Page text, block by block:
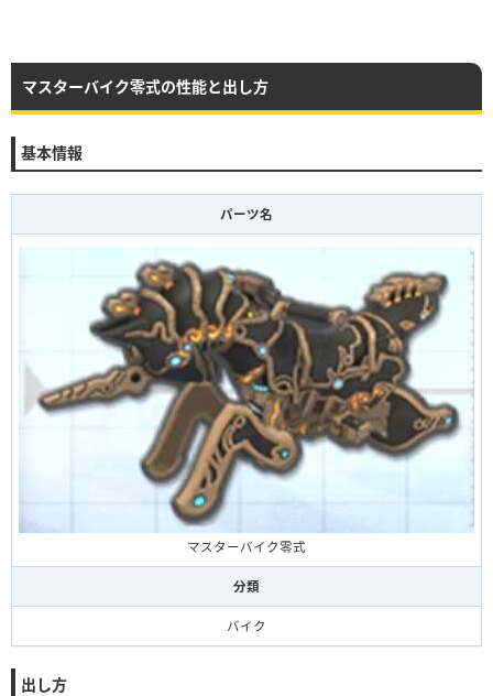
マスターバイク零式の性能と出し方
基本情報
パーツ名
マスターバイク零式
分類
バイク
出し方